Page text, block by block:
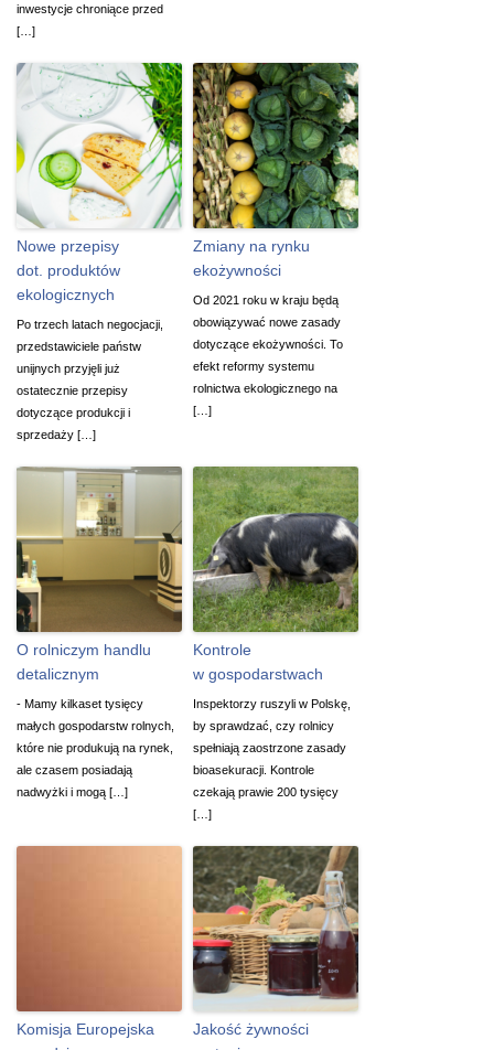
inwestycje chroniące przed
[…]
Nowe przepisy
dot. produktów
ekologicznych
Po trzech latach negocjacji,
przedstawiciele państw
unijnych przyjęli już
ostatecznie przepisy
dotyczące produkcji i
sprzedaży […]
Zmiany na rynku
ekożywności
Od 2021 roku w kraju będą
obowiązywać nowe zasady
dotyczące ekożywności. To
efekt reformy systemu
rolnictwa ekologicznego na
[…]
O rolniczym handlu
detalicznym
- Mamy kilkaset tysięcy
małych gospodarstw rolnych,
które nie produkują na rynek,
ale czasem posiadają
nadwyżki i mogą […]
Kontrole
w gospodarstwach
Inspektorzy ruszyli w Polskę,
by sprawdzać, czy rolnicy
spełniają zaostrzone zasady
bioasekuracji. Kontrole
czekają prawie 200 tysięcy
[…]
Komisja Europejska
Jakość żywności